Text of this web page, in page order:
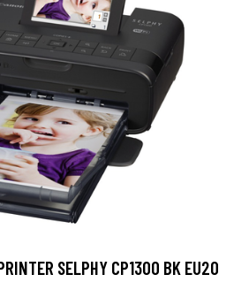
SELPHY CP1300 BK EU20